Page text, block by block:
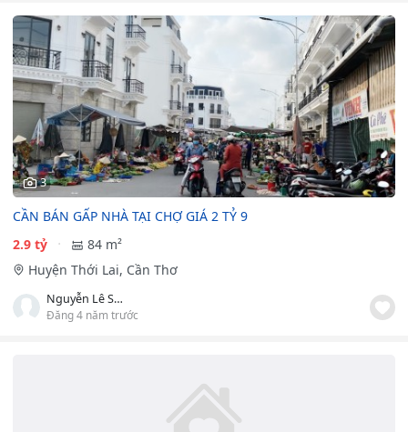
3
CẦN BÁN GẤP NHÀ TẠI CHỢ GIÁ 2 TỶ 9
2.9 tỷ
84 m²
Huyện Thới Lai, Cần Thơ
Nguyễn Lê Sơn Tư Duy
Đăng 4 năm trước